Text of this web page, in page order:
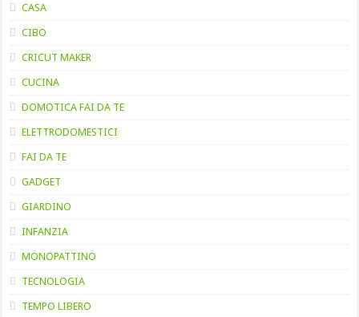
CASA
CIBO
CRICUT MAKER
CUCINA
DOMOTICA FAI DA TE
ELETTRODOMESTICI
FAI DA TE
GADGET
GIARDINO
INFANZIA
MONOPATTINO
TECNOLOGIA
TEMPO LIBERO